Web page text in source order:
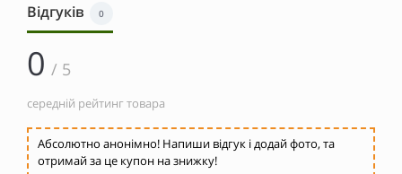
Відгуків 0
0 / 5
середній рейтинг товара
Абсолютно анонімно! Напиши відгук і додай фото, та
отримай за це купон на знижку!